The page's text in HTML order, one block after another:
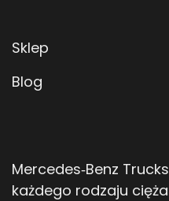
Sklep
Blog
Mercedes‑Benz
każdego rodzaju